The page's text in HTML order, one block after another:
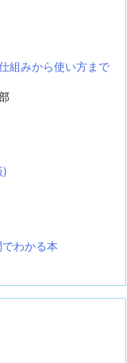
組みから使い方まで
)
わかる本